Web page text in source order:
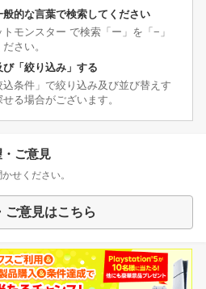
的な言葉で検索してください
ンスター で検索「ー」を「−」
さい。
「絞り込み」する
条件」で絞り込み及び並び替えす
る場合がございます。
ご意見
せください。
ご意見はこちら